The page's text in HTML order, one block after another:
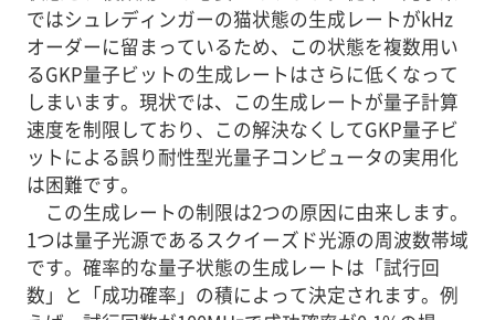
ではシュレディンガーの猫状態の生成レートがkHz
オーダーに留まっているため、この状態を複数用い
るGKP量子ビットの生成レートはさらに低くなって
しまいます。現状では、この生成レートが量子計算
速度を制限しており、この解決なくしてGKP量子ビ
ットによる誤り耐性型光量子コンピュータの実用化
は困難です。
この生成レートの制限は2つの原因に由来します。
1つは量子光源であるスクイーズド光源の周波数帯域
です。確率的な量子状態の生成レートは「試行回
数」と「成功確率」の積によって決定されます。例